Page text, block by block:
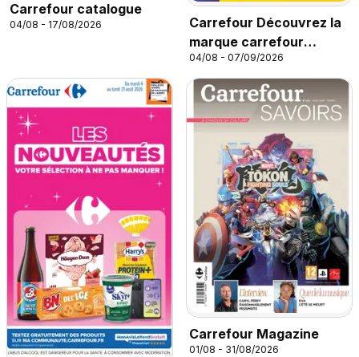
Carrefour catalogue
04/08 - 17/08/2026
Carrefour Découvrez la
marque carrefour
companino
04/08 - 07/09/2026
Carrefour Magazine
01/08 - 31/08/2026